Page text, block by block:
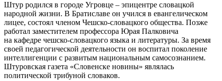
Штур родился в городе Угровце – эпицентре словацкой
народной жизни. В Братиславе он учился в евангелическом
лицее, состоял членом Чешско-словацкого общества. Позже
работал заместителем профессора Юрая Палковича
на кафедре чешско-словацкого языка и литературы. За время
своей педагогической деятельности он воспитал поколение
интеллигенции с развитым национальным самосознанием.
Штуровская газета «Словенске новины» являлась
политической трибуной словаков.